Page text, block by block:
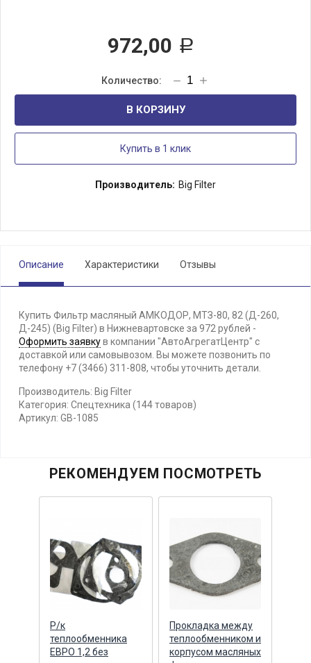
972,00 Р
В КОРЗИНУ
Купить в 1 клик
Производитель: Big Filter
Описание Характеристики Отзывы
Купить Фильтр масляный АМКОДОР, МТЗ-80, 82 (Д-260,
Д-245) (Big Filter) в Нижневартовске за 972 рублей -
Оформить заявкув компании "АвтоАгрегатЦентр" с
доставкой или самовывозом. Вы можете позвонить по
телефону +7 (3466) 311-808, чтобы уточнить детали.
Производитель: Big Filter
Категория: Спецтехника (144 товаров)
Артикул: GB-1085
РЕКОМЕНДУЕМ ПОСМОТРЕТЬ
Р/к
теплообменника
ЕВРО 1,2 без
Прокладка между
теплообменником и
корпусом масляных